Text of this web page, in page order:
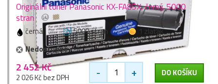
Originální toner Panasonic KX-FA85X, černý, 5000
stran
černá 5000 stran
1 zlaťák
Nedostupné
2 452 Kč
2 026 Kč bez DPH - + DO KOŠÍKU